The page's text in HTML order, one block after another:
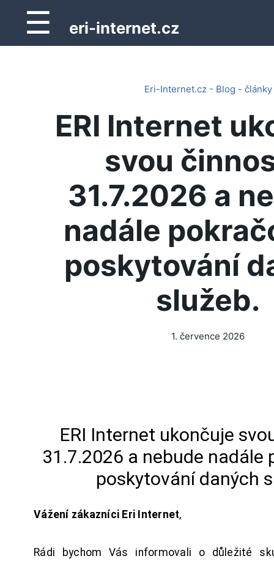
☰ eri-internet.cz
Eri-Internet.cz - Blog - články
ERI Internet
svou
31.7.2026 a
nadále
poskytování
služeb.
1. července 2026
ERI Internet ukončuje
31.7.2026 a nebude nadále
poskytování daných
Vážení zákazníci Eri Internet,
Rádi bychom Vás informovali o důležité